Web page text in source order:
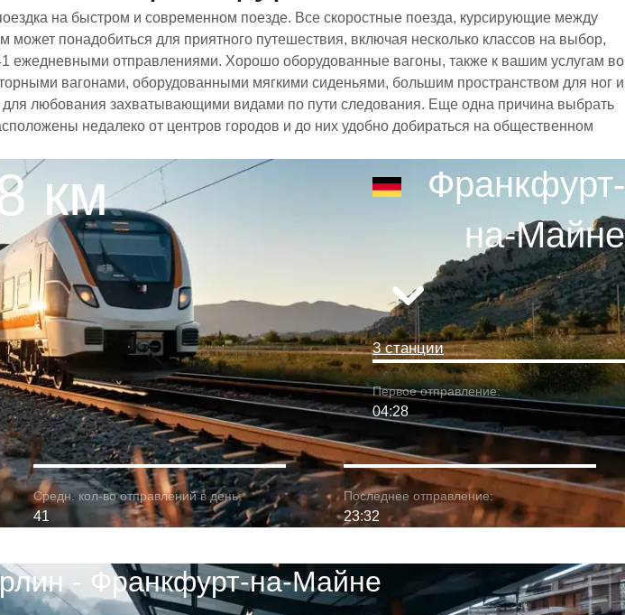
на быстром и современном поезде. Все скоростные поезда, курсирующие между
понадобиться для приятного путешествия, включая несколько классов на выбор,
ежедневными отправлениями. Хорошо оборудованные вагоны, также к вашим услугам во
вагонами, оборудованными мягкими сиденьями, большим пространством для ног и
любования захватывающими видами по пути следования. Еще одна причина выбрать
недалеко от центров городов и до них удобно добираться на общественном
км
Франкфурт-
на-Майне
3 станции
Первое отправление:
04:28
Средн. кол-во отправлений в день:
41
Последнее отправление:
23:32
- Франкфурт-на-Майне